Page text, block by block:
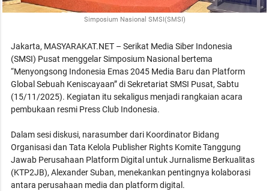
Simposium Nasional SMSI(SMSI)
Jakarta, MASYARAKAT.NET – Serikat Media Siber Indonesia
(SMSI) Pusat menggelar Simposium Nasional bertema
“Menyongsong Indonesia Emas 2045 Media Baru dan Platform
Global Sebuah Keniscayaan” di Sekretariat SMSI Pusat, Sabtu
(15/11/2025). Kegiatan itu sekaligus menjadi rangkaian acara
pembukaan resmi Press Club Indonesia.
Dalam sesi diskusi, narasumber dari Koordinator Bidang
Organisasi dan Tata Kelola Publisher Rights Komite Tanggung
Jawab Perusahaan Platform Digital untuk Jurnalisme Berkualitas
(KTP2JB), Alexander Suban, menekankan pentingnya kolaborasi
antara perusahaan media dan platform digital.